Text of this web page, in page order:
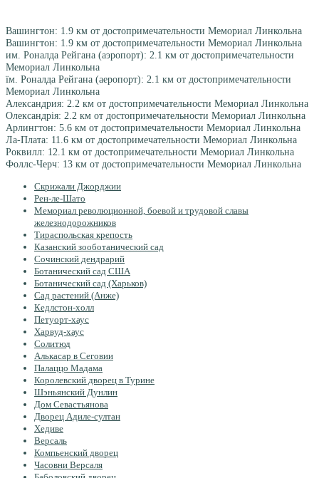
Вашингтон: 1.9 км от достопримечательности Мемориал Линкольна
Вашингтон: 1.9 км от достопримечательности Мемориал Линкольна
им. Роналда Рейгана (аэропорт): 2.1 км от достопримечательности
Мемориал Линкольна
їм. Роналда Рейгана (аеропорт): 2.1 км от достопримечательности
Мемориал Линкольна
Александрия: 2.2 км от достопримечательности Мемориал Линкольна
Олександрія: 2.2 км от достопримечательности Мемориал Линкольна
Арлингтон: 5.6 км от достопримечательности Мемориал Линкольна
Ла-Плата: 11.6 км от достопримечательности Мемориал Линкольна
Роквилл: 12.1 км от достопримечательности Мемориал Линкольна
Фоллс-Черч: 13 км от достопримечательности Мемориал Линкольна
Скрижали Джорджии
Рен-ле-Шато
Мемориал революционной, боевой и трудовой славы
железнодорожников
Тираспольская крепость
Казанский зооботанический сад
Сочинский дендрарий
Ботанический сад США
Ботанический сад (Харьков)
Сад растений (Анже)
Кедлстон-холл
Петуорт-хаус
Харвуд-хаус
Солитюд
Алькасар в Сеговии
Палаццо Мадама
Королевский дворец в Турине
Шэньянский Дунлин
Дом Севастьянова
Дворец Адиле-султан
Хедиве
Версаль
Компьенский дворец
Часовни Версаля